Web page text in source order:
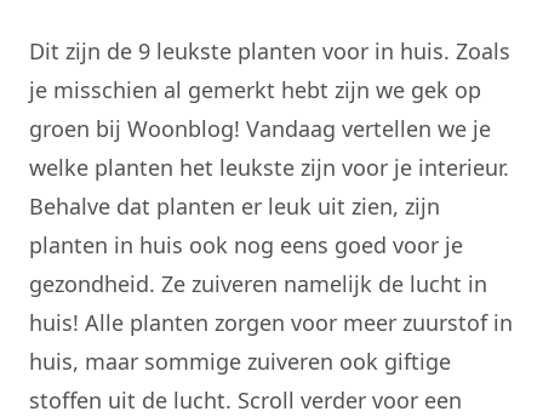
Dit zijn de 9 leukste planten voor in huis. Zoals
je misschien al gemerkt hebt zijn we gek op
groen bij Woonblog! Vandaag vertellen we je
welke planten het leukste zijn voor je interieur.
Behalve dat planten er leuk uit zien, zijn
planten in huis ook nog eens goed voor je
gezondheid. Ze zuiveren namelijk de lucht in
huis! Alle planten zorgen voor meer zuurstof in
huis, maar sommige zuiveren ook giftige
stoffen uit de lucht. Scroll verder voor een